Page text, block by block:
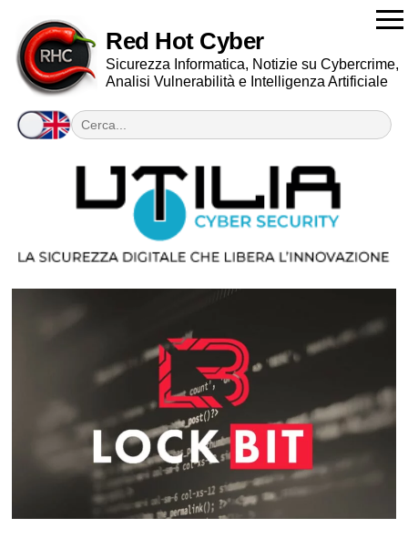
Red Hot Cyber
Sicurezza Informatica, Notizie su Cybercrime,
Analisi Vulnerabilità e Intelligenza Artificiale